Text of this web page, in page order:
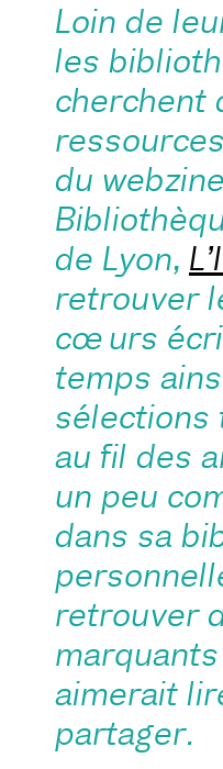
Loin de
les
cherchent
du
de Lyon,
retrouver
cœurs
temps
sélections
au fil des
un peu
dans sa
retrouver
marquants
aimerait
partager.